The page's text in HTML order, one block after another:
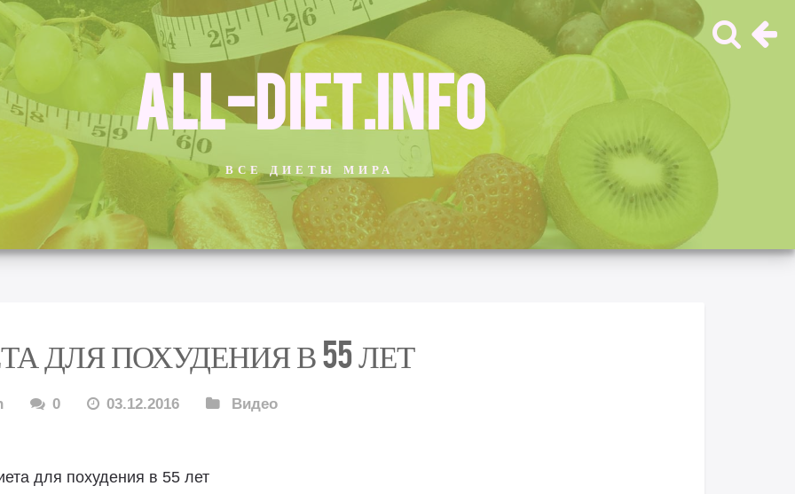
ALL-DIET.INFO
ВСЕ ДИЕТЫ МИРА
ДЛЯ ПОХУДЕНИЯ В 55 ЛЕТ
0 03.12.2016 Видео
для похудения в 55 лет